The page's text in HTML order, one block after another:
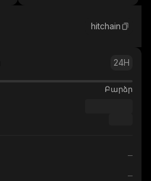
hitchain
24H
Բարձր